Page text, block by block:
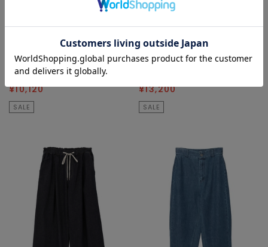
デニムパンツ
¥25,300 60 % OFF
¥10,120
SALE
TIARA
デニムパンツ
¥13,200
SALE